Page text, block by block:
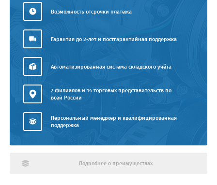
Возможность отсрочки платежа
Гарантия до 2-лет и постгарантийная поддержка
Автоматизированная система складского учёта
7 филиалов и 14 торговых представительств по
всей России
Персональный менеджер и квалифицированная
поддержка
Подробнее о преимуществах